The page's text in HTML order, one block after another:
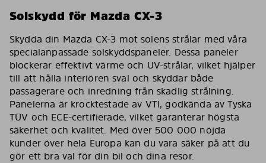
Solskydd för Mazda CX-3
Skydda din Mazda CX-3 mot solens strålar med våra
specialanpassade solskyddspaneler. Dessa paneler
blockerar effektivt värme och UV-strålar, vilket hjälper
till att hålla interiören sval och skyddar både
passagerare och inredning från skadlig strålning.
Panelerna är krocktestade av VTI, godkända av Tyska
TÜV och ECE-certifierade, vilket garanterar högsta
säkerhet och kvalitet. Med över 500 000 nöjda
kunder över hela Europa kan du vara säker på att du
gör ett bra val för din bil och dina resor.